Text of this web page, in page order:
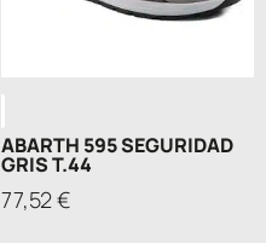
ABARTH 595 SEGURIDAD
GRIS T.44
77,52€